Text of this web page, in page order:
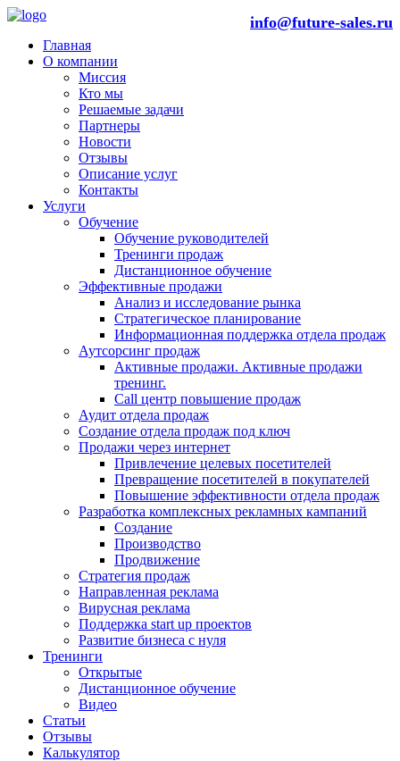
info@future-sales.ru
Главная
О компании
Миссия
Кто мы
Решаемые задачи
Партнеры
Новости
Отзывы
Описание услуг
Контакты
Услуги
Обучение
Обучение руководителей
Тренинги продаж
Дистанционное обучение
Эффективные продажи
Анализ и исследование рынка
Стратегическое планирование
Информационная поддержка отдела продаж
Аутсорсинг продаж
Активные продажи. Активные продажи
тренинг.
Call центр повышение продаж
Аудит отдела продаж
Создание отдела продаж под ключ
Продажи через интернет
Привлечение целевых посетителей
Превращение посетителей в покупателей
Повышение эффективности отдела продаж
Разработка комплексных рекламных кампаний
Создание
Производство
Продвижение
Стратегия продаж
Направленная реклама
Вирусная реклама
Поддержка start up проектов
Развитие бизнеса с нуля
Тренинги
Открытые
Дистанционное обучение
Видео
Статьи
Отзывы
Калькулятор